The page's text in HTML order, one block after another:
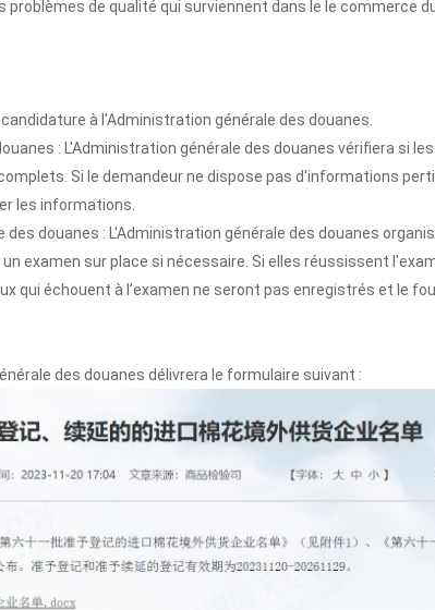
de qualité qui surviennent dans le le commerce
à l'Administration générale des douanes.
: L'Administration générale des douanes vérifiera si
Si le demandeur ne dispose pas d'informations
les informations.
douanes : L'Administration générale des douanes
examen sur place si nécessaire. Si elles réussissent
qui échouent à l’examen ne seront pas enregistrés et le
des douanes délivrera le formulaire suivant :